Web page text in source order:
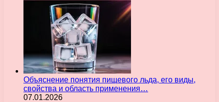
Объяснение понятия пищевого льда, его виды,
свойства и область применения…
07.01.2026